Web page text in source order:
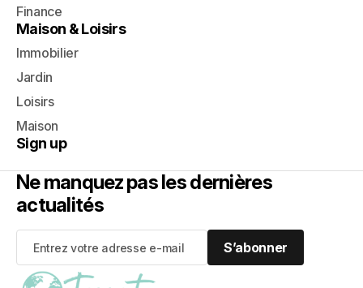
Finance
Maison & Loisirs
Immobilier
Jardin
Loisirs
Maison
Sign up
Ne manquez pas les dernières
actualités
S’abonner
S’abonner